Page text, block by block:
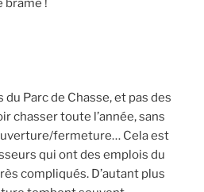
brame !
Parc de Chasse, et pas des
chasser toute l’année, sans
fermeture… Cela est
qui ont des emplois du
compliqués. D’autant plus